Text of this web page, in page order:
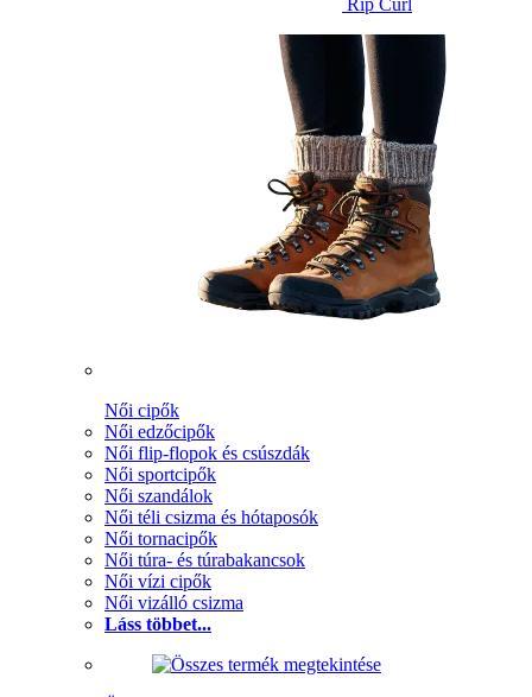
Rip Curl
Női cipők
Női edzőcipők
Női flip-flopok és csúszdák
Női sportcipők
Női szandálok
Női téli csizma és hótaposók
Női tornacipők
Női túra- és túrabakancsok
Női vízi cipők
Női vizálló csizma
Láss többet...